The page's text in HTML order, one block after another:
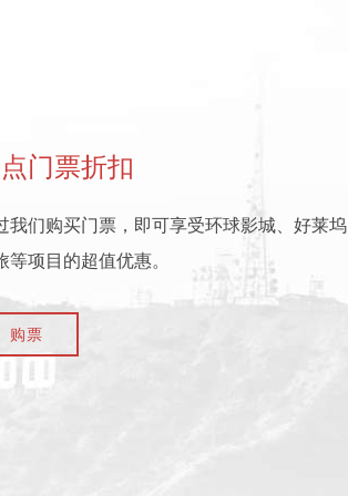
门票折扣
我们购买门票，即可享受环球影城、好莱坞
等项目的超值优惠。
购票